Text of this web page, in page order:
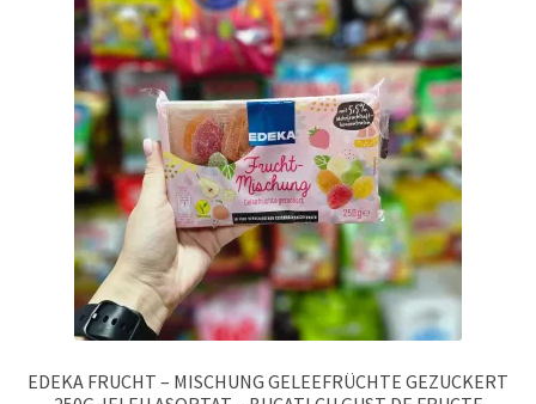
DETERGENT
SOLUȚII CURĂȚENIE
ÎNGRIJIRE
PERSONALĂ
ARTICOLE VOIAJ
EDEKA FRUCHT – MISCHUNG GELEEFRÜCHTE GEZUCKERT